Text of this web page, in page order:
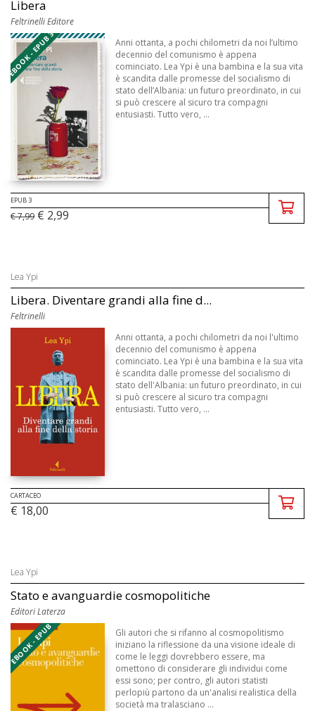
Libera
Feltrinelli Editore
EBOOK - EPUB 3
Anni ottanta, a pochi chilometri da noi l’ultimo
decennio del comunismo è appena
cominciato. Lea Ypi è una bambina e la sua vita
è scandita dalle promesse del socialismo di
stato dell’Albania: un futuro preordinato, in cui
si può crescere al sicuro tra compagni
entusiasti. Tutto vero, ...
EPUB 3
€ 7,99 € 2,99
Lea Ypi
Libera. Diventare grandi alla fine d...
Feltrinelli
Anni ottanta, a pochi chilometri da noi l'ultimo
decennio del comunismo è appena
cominciato. Lea Ypi è una bambina e la sua vita
è scandita dalle promesse del socialismo di
stato dell'Albania: un futuro preordinato, in cui
si può crescere al sicuro tra compagni
entusiasti. Tutto vero, ...
CARTACEO
€ 18,00
Lea Ypi
Stato e avanguardie cosmopolitiche
Editori Laterza
EBOOK - EPUB
Gli autori che si rifanno al cosmopolitismo
iniziano la riflessione da una visione ideale di
come le leggi dovrebbero essere, ma
omettono di considerare gli individui come
essi sono; per contro, gli autori statisti
perlopiù partono da un'analisi realistica della
società ma tralasciano ...